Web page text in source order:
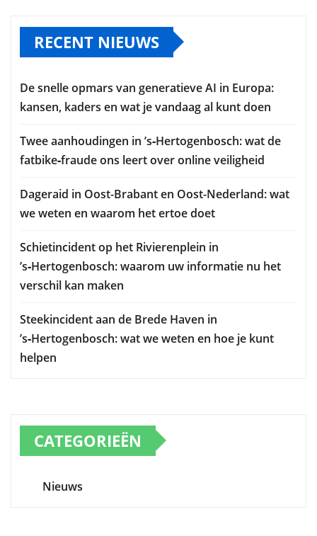
RECENT NIEUWS
De snelle opmars van generatieve AI in Europa:
kansen, kaders en wat je vandaag al kunt doen
Twee aanhoudingen in ’s‑Hertogenbosch: wat de
fatbike‑fraude ons leert over online veiligheid
Dageraid in Oost-Brabant en Oost-Nederland: wat
we weten en waarom het ertoe doet
Schietincident op het Rivierenplein in
’s‑Hertogenbosch: waarom uw informatie nu het
verschil kan maken
Steekincident aan de Brede Haven in
’s‑Hertogenbosch: wat we weten en hoe je kunt
helpen
CATEGORIEËN
Nieuws